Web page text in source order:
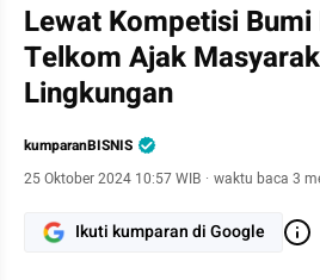
Lewat Kompetisi Bumi
Telkom Ajak
Lingkungan
kumparanBISNIS
25 Oktober 2024 10:57 WIB · waktu baca 3
Ikuti kumparan di Google